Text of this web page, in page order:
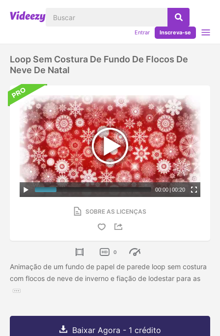
Entrar Inscreva-se
Loop Sem Costura De Fundo De Flocos De
Neve De Natal
00:00 | 00:20
SOBRE AS LICENÇAS
0
Animação de um fundo de papel de parede loop sem costura
com flocos de neve de inverno e fiação de lodestar para as
Baixar Agora - 1 crédito